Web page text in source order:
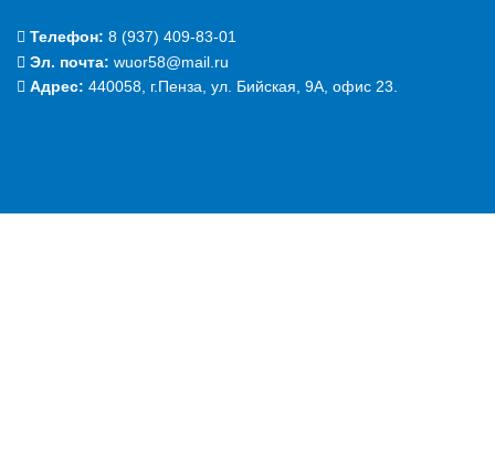
Телефон: ‭8 (937) 409-83-01‬
Эл. почта: wuor58@mail.ru
Адрес: 440058, г.Пенза, ул. Бийская, 9А, офис 23.